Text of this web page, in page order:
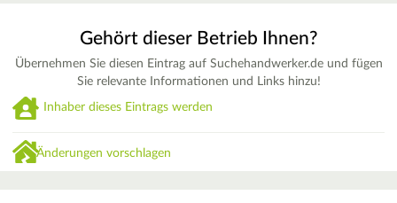
Gehört dieser Betrieb Ihnen?
Übernehmen Sie diesen Eintrag auf Suchehandwerker.de und fügen
Sie relevante Informationen und Links hinzu!
Inhaber dieses Eintrags werden
Änderungen vorschlagen